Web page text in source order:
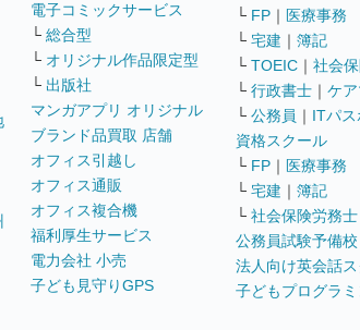
電子コミックサービス
└ 総合型
└ オリジナル作品限定型
└ 出版社
マンガアプリ オリジナル
ブランド品買取 店舗
オフィス引越し
オフィス通販
オフィス複合機
福利厚生サービス
電力会社 小売
子ども見守りGPS
└ FP ｜ 医療事務
└ 宅建 ｜ 簿記
└ TOEIC ｜ 社会
└ 行政書士 ｜ ケ
└ 公務員 ｜ ITパス
資格スクール
└ FP ｜ 医療事務
└ 宅建 ｜ 簿記
└ 社会保険労務士
公務員試験予備校
法人向け英会話
子どもプログラ